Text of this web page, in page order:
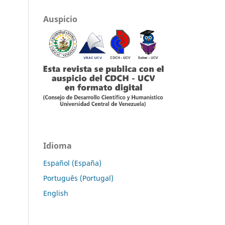
Auspicio
Idioma
Español (España)
Português (Portugal)
English